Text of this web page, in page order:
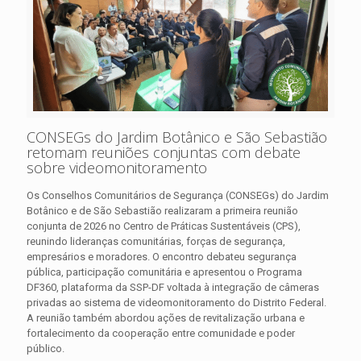
CONSEGs do Jardim Botânico e São Sebastião
retomam reuniões conjuntas com debate
sobre videomonitoramento
Os Conselhos Comunitários de Segurança (CONSEGs) do Jardim
Botânico e de São Sebastião realizaram a primeira reunião
conjunta de 2026 no Centro de Práticas Sustentáveis (CPS),
reunindo lideranças comunitárias, forças de segurança,
empresários e moradores. O encontro debateu segurança
pública, participação comunitária e apresentou o Programa
DF360, plataforma da SSP-DF voltada à integração de câmeras
privadas ao sistema de videomonitoramento do Distrito Federal.
A reunião também abordou ações de revitalização urbana e
fortalecimento da cooperação entre comunidade e poder
público.